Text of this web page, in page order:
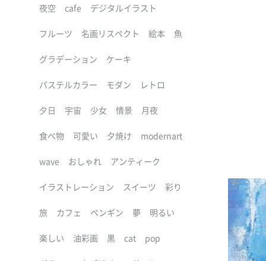
夜空 cafe デジタルイラスト
フルーツ 名画リスペクト 絵本 魚
グラデーション ケーキ
パステルカラー モダン レトロ
夕日 宇宙 少女 情景 月夜
食べ物 可愛い 夕焼け modernart
wave おしゃれ アンティーク
イラストレーション スイーツ 彩り
旅 カフェ ペンギン 夢 明るい
楽しい 油彩画 黒 cat pop